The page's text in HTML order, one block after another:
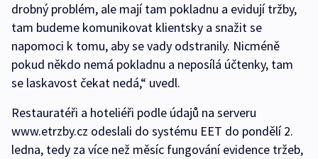
drobný problém, ale mají tam pokladnu a evidují tržby,
tam budeme komunikovat klientsky a snažit se
napomoci k tomu, aby se vady odstranily. Nicméně
pokud někdo nemá pokladnu a neposílá účtenky, tam
se laskavost čekat nedá,“ uvedl.
Restauratéři a hoteliéři podle údajů na serveru
www.etrzby.cz odeslali do systému EET do pondělí 2.
ledna, tedy za více než měsíc fungování evidence tržeb,